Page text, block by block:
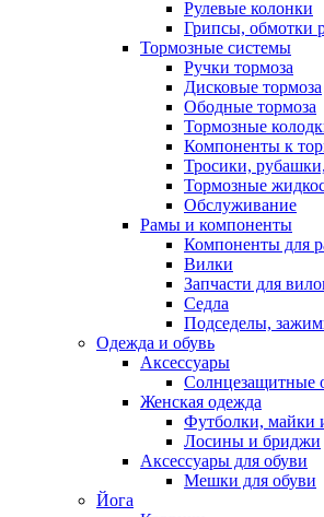
Рулевые колонки
Грипсы, обмотки
Тормозные системы
Ручки тормоза
Дисковые тормоза
Ободные тормоза
Тормозные
Компоненты к
Тросики,
Тормозные
Обслуживание
Рамы и компоненты
Компоненты для
Вилки
Запчасти для
Седла
Подседелы,
Одежда и обувь
Аксессуары
Солнцезащитные
Женская одежда
Футболки, майки
Лосины и бриджи
Аксессуары для обуви
Мешки для обуви
Йога